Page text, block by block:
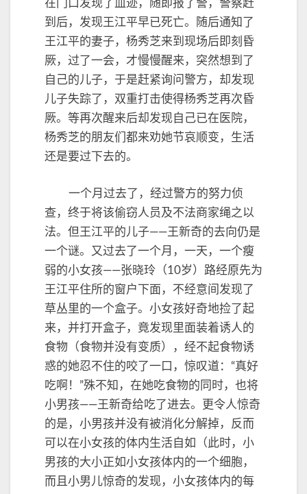
在门口发现了血迹，随即报了警，警察赶
到后，发现王江平早已死亡。随后通知了
王江平的妻子，杨秀芝来到现场后即刻昏
厥，过了一会，才慢慢醒来，突然想到了
自己的儿子，于是赶紧询问警方，却发现
儿子失踪了，双重打击使得杨秀芝再次昏
厥。等再次醒来后却发现自己已在医院，
杨秀芝的朋友们都来劝她节哀顺变，生活
还是要过下去的。
一个月过去了，经过警方的努力侦
查，终于将该偷窃人员及不法商家绳之以
法。但王江平的儿子——王新奇的去向仍是
一个谜。又过去了一个月，一天，一个瘦
弱的小女孩——张晓玲（10岁）路经原先为
王江平住所的窗户下面，不经意间发现了
草丛里的一个盒子。小女孩好奇地捡了起
来，并打开盒子，竟发现里面装着诱人的
食物（食物并没有变质），经不起食物诱
惑的她忍不住的咬了一口，惊叹道：“真好
吃啊！”殊不知，在她吃食物的同时，也将
小男孩——王新奇给吃了进去。更令人惊奇
的是，小男孩并没有被消化分解掉，反而
可以在小女孩的体内生活自如（此时，小
男孩的大小正如小女孩体内的一个细胞，
而且小男儿惊奇的发现，小女孩体内的每